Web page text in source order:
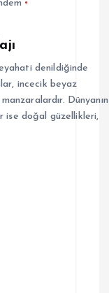
denildiğinde
incecik beyaz
Dünyanın
ise doğal güzellikleri,